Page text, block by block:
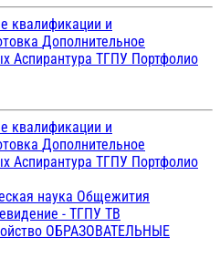
квалификации и
Дополнительное
Аспирантура ТГПУ Портфолио
квалификации и
Дополнительное
Аспирантура ТГПУ Портфолио
наука Общежития
- ТГПУ ТВ
ОБРАЗОВАТЕЛЬНЫЕ